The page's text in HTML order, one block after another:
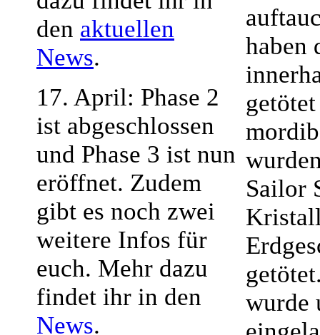
den aktuellen
News.
17. April: Phase 2
ist abgeschlossen
und Phase 3 ist nun
eröffnet. Zudem
gibt es noch zwei
weitere Infos für
euch. Mehr dazu
findet ihr in den
News.
haben
Sailor
wurde